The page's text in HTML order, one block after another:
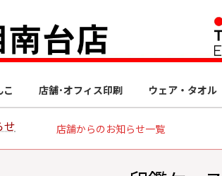
こ 店舗･オフィス印刷 ウェア・タオル
せ 店舗からのお知らせ一覧